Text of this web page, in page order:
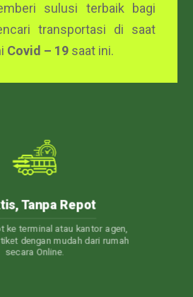
sulusi terbaik bagi
transportasi di saat
Covid – 19 saat ini.
7 Customer Care
Service 24 jam. Jadi, kapan
punya pertanyaan, Kami akan selalu
siap membantu.